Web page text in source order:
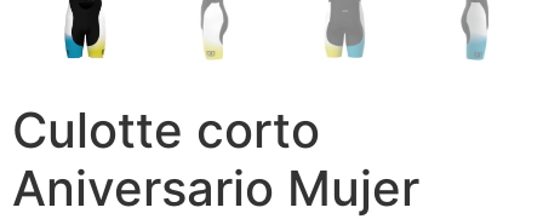
Culotte corto
Aniversario Mujer